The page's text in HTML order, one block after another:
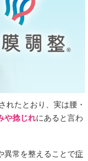
れたとおり、実は腰・
や捻じれにあると言わ
異常を整えることで症